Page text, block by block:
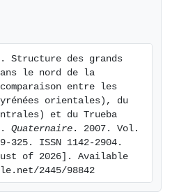
inférieure très épaisse, avec
basses (70 - 200 Ohms par
lacustre ; une unité
avec des valeurs de
- 800 Ohms par mètre),
un système fluvio-
une unité géoélectrique
de résistivité très
par mètre), constituée de
La comparaison des
Structure des grands
le nord de la
entre les
orientales), du
et du Trueba
Quaternaire . 2007. Vol.
325. ISSN 1142-2904.
of 2026]. Available
2445/98842